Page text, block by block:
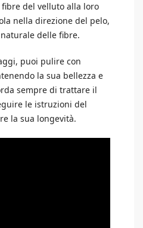
del velluto alla loro
nella direzione del pelo,
delle fibre.
puoi pulire con
la sua bellezza e
sempre di trattare il
le istruzioni del
la sua longevità.